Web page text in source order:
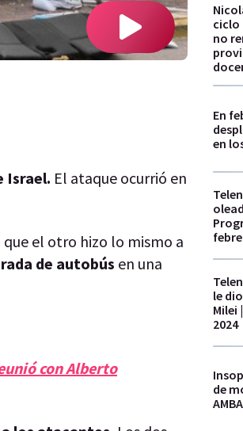
Israel. El ataque ocurrió en
el otro hizo lo mismo a
de autobús en una
con Alberto
ciclo
no
En
en
le
Milei
2024
de
AMBA